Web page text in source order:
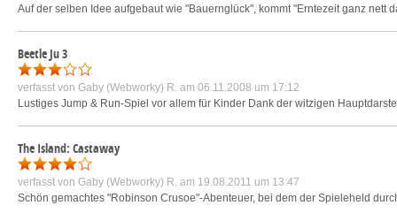
Auf der selben Idee aufgebaut wie "Bauernglück", kommt "Erntezeit ganz
Beetle Ju 3
verfasst von Gaby (Webworky) R. am 06.11.2008 um 17:12
Lustiges Jump & Run-Spiel vor allem für Kinder Dank der witzigen
The Island: Castaway
verfasst von Gaby (Webworky) R. am 19.08.2011 um 13:47
Schön gemachtes "Robinson Crusoe"-Abenteuer, bei dem der Spieleheld